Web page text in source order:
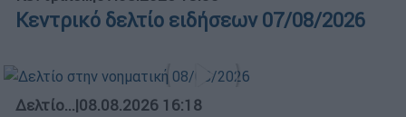
Κεντρικό δελτίο ειδήσεων 07/08/2026
Δελτίο...|08.08.2026 16:18